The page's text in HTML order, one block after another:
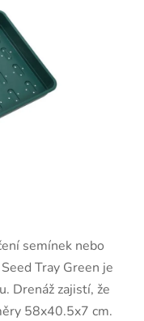
semínek nebo
Tray Green je
Drenáž zajistí, že
58x40.5x7 cm.